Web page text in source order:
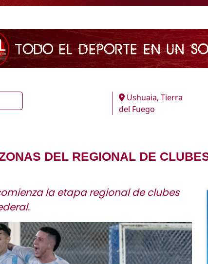
Ushuaia, Tierra
del Fuego
DEL REGIONAL DE
la etapa regional de clubes